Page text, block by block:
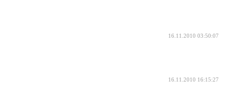
16.11.2010 03:50:07
16.11.2010 16:15:27